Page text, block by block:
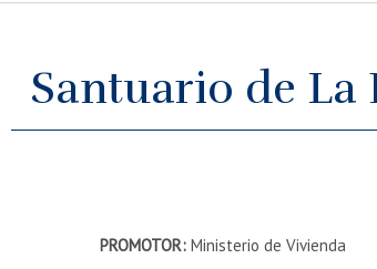
Santuario de La
PROMOTOR:Ministerio de Vivienda